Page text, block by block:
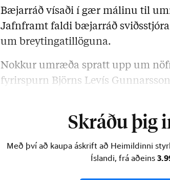
Bæjarráð vísaði í gær málinu til
Jafnframt faldi bæjarráð
um breytingatillöguna.
Nokkur umræða spratt upp um
fyrirspurn Björns Levís
Skráðu þig
Með því að kaupa áskrift að Heimildinni
Íslandi, frá aðeins